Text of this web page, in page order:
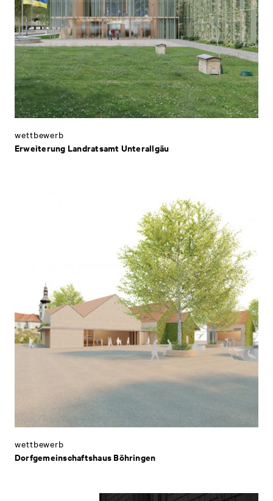
Erweiterung Landratsamt Unterallgäu
wettbewerb
Dorfgemeinschaftshaus Böhringen
wettbewerb